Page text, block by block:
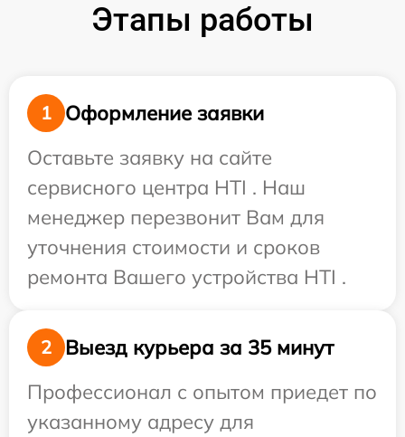
Этапы работы
1
Оформление заявки
Оставьте заявку на сайте
сервисного центра HTI . Наш
менеджер перезвонит Вам для
уточнения стоимости и сроков
ремонта Вашего устройства HTI .
2
Выезд курьера за 35 минут
Профессионал с опытом приедет по
указанному адресу для